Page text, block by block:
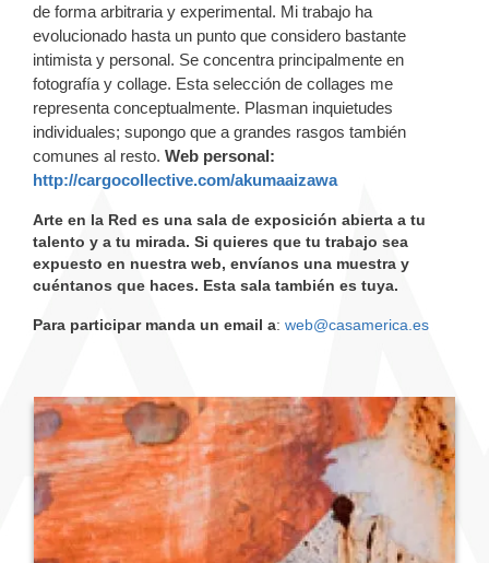
de forma arbitraria y experimental. Mi trabajo ha
evolucionado hasta un punto que considero bastante
intimista y personal. Se concentra principalmente en
fotografía y collage. Esta selección de collages me
representa conceptualmente. Plasman inquietudes
individuales; supongo que a grandes rasgos también
comunes al resto. Web personal:
http://cargocollective.com/akumaaizawa
Arte en la Red es una sala de exposición abierta a tu
talento y a tu mirada. Si quieres que tu trabajo sea
expuesto en nuestra web, envíanos una muestra y
cuéntanos que haces. Esta sala también es tuya.
Para participar manda un email a: web@casamerica.es